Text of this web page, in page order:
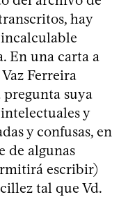
hay
En una carta a
Ferreira
suya
y
y confusas, en
de algunas
escribir)
tal que Vd.